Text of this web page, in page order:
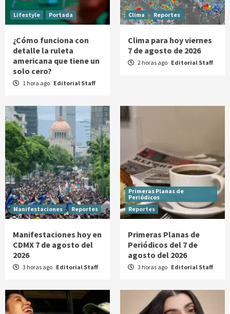
Lifestyle Portada
¿Cómo funciona con
detalle la ruleta
americana que tiene un
solo cero?
1 hora ago Editorial Staff
Clima Reportes
Clima para hoy viernes
7 de agosto de 2026
2 horas ago Editorial Staff
Manifestaciones Reportes
Manifestaciones hoy en
CDMX 7 de agosto del
2026
3 horas ago Editorial Staff
Primeras Planas de
Periódicos
Reportes
Primeras Planas de
Periódicos del 7 de
agosto del 2026
3 horas ago Editorial Staff